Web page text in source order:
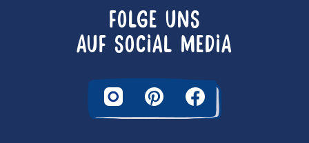
FOLGE UNS
AUF SOCIAL MEDIA